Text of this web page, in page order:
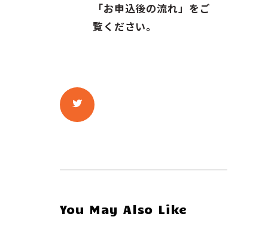
「お申込後の流れ」をご
覧ください。
You May Also Like